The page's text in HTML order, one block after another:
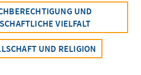
UND
VIELFALT
UND RELIGION